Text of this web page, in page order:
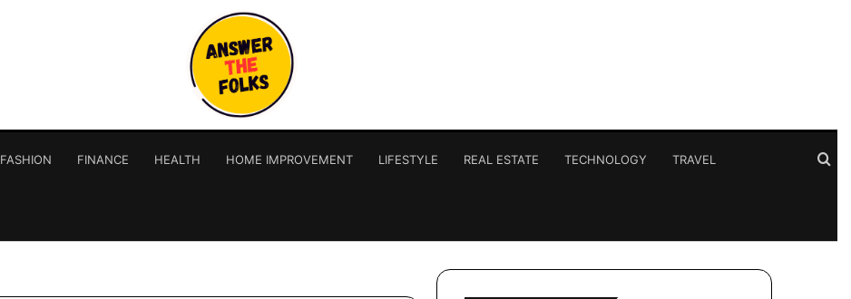
FASHION FINANCE HEALTH HOME IMPROVEMENT LIFESTYLE REAL ESTATE TECHNOLOGY TRAVEL